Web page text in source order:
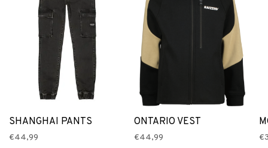
SHANGHAI PANTS
€44,99
ONTARIO VEST
€44,99